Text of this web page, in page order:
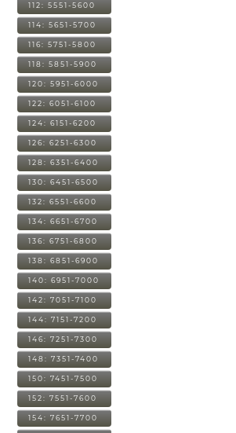
112: 5551-5600
114: 5651-5700
116: 5751-5800
118: 5851-5900
120: 5951-6000
122: 6051-6100
124: 6151-6200
126: 6251-6300
128: 6351-6400
130: 6451-6500
132: 6551-6600
134: 6651-6700
136: 6751-6800
138: 6851-6900
140: 6951-7000
142: 7051-7100
144: 7151-7200
146: 7251-7300
148: 7351-7400
150: 7451-7500
152: 7551-7600
154: 7651-7700